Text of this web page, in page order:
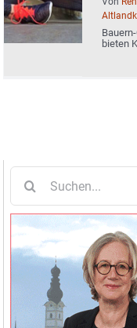
bieten
nach: